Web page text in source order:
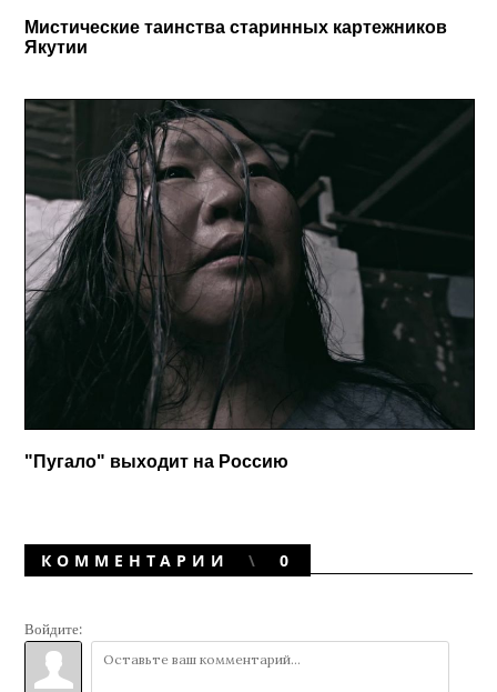
Мистические таинства старинных картежников
Якутии
"Пугало" выходит на Россию
КОММЕНТАРИИ 0
Войдите: